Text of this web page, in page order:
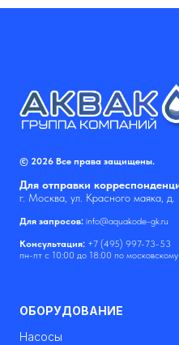
© 2026 Все права защищены.
Для отправки
г. Москва, ул. Красного маяка, д.
Для запросов: info@aquakode-gk.ru
Консультация: +7 (495) 997-73-53
пн-пт с 10:00 до 18:00 по
ОБОРУДОВАНИЕ
Насосы